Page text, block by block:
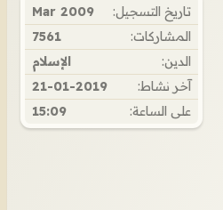
تاريخ التسجيل:
Mar 2009
المشاركات:
7561
الدين:
الإسلام
آخر نشاط:
21-01-2019
على الساعة:
15:09